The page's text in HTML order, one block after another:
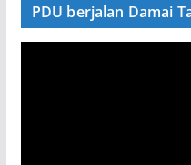
PDU berjalan Damai